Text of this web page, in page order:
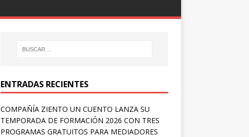
ENTRADAS RECIENTES
COMPAÑÍA ZIENTO UN CUENTO LANZA SU
TEMPORADA DE FORMACIÓN 2026 CON TRES
PROGRAMAS GRATUITOS PARA MEDIADORES